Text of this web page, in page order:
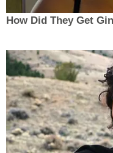
How Did They Get